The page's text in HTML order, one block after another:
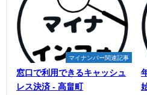
マイナンバー関連記事
窓口で利用できるキャッシュ
レス決済 - 高畠町